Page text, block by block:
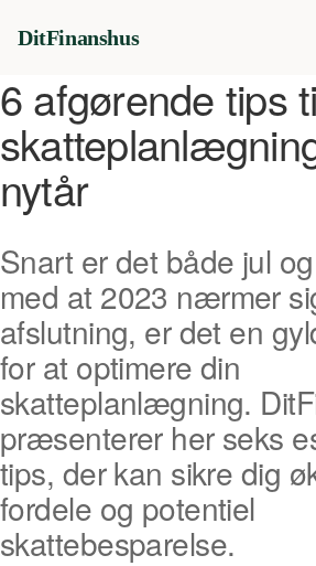
DitFinanshus
6 afgørende tips
nytår
Snart er det både jul
med at 2023 nærmer
afslutning, er det en
for at optimere din
skatteplanlægning.
præsenterer her seks
tips, der kan sikre dig
fordele og potentiel
skattebesparelse.